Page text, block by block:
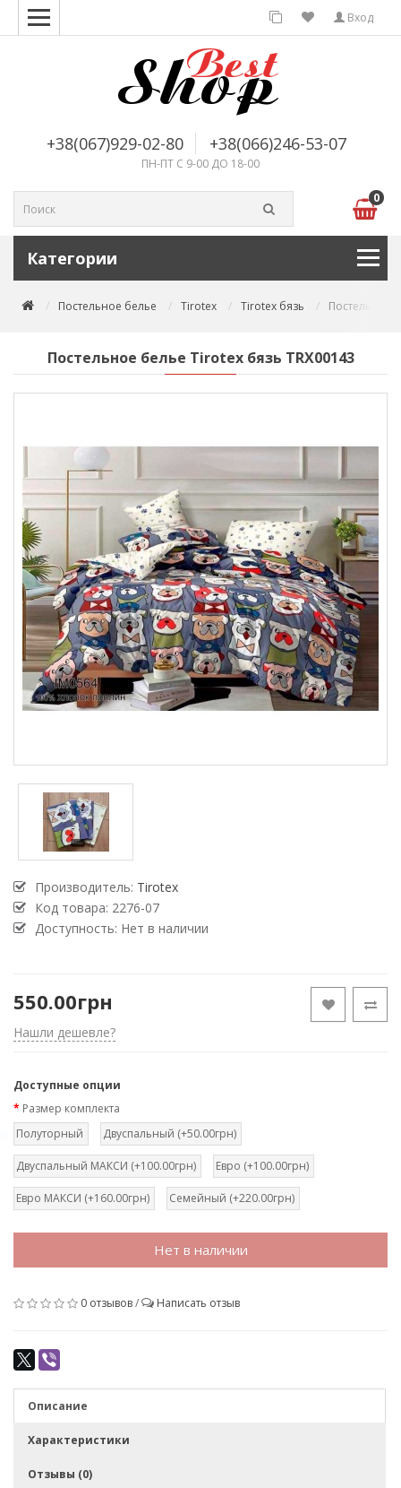
Вход
+38(067)929-02-80 +38(066)246-53-07
ПН-ПТ С 9-00 ДО 18-00
0
Категории
Постельное белье Tirotex Tirotex бязь Постельное
Постельное белье Tirotex бязь TRX00143
Производитель: Tirotex
Код товара: 2276-07
Доступность: Нет в наличии
550.00грн
Нашли дешевле?
Доступные опции
Размер комплекта
Полуторный
Двуспальный (+50.00грн)
Двуспальный МАКСИ (+100.00грн) Евро (+100.00грн)
Евро МАКСИ (+160.00грн) Семейный (+220.00грн)
Нет в наличии
0 отзывов/ Написать отзыв
Описание
Характеристики
Отзывы (0)